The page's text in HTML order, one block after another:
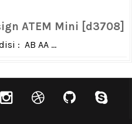
ATEM Mini [d3708]
: AB AA ...